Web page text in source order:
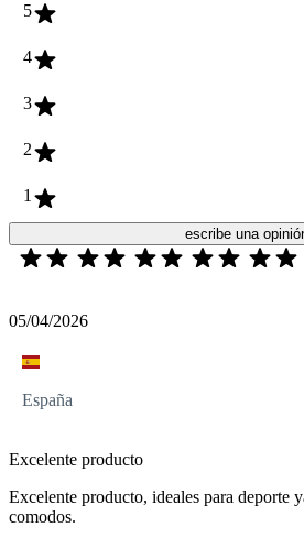
5
4
3
2
1
escribe una
05/04/2026
España
Excelente producto
Excelente producto, ideales para deporte
comodos.